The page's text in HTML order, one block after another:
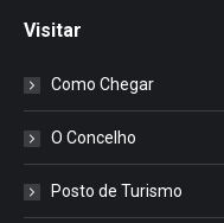
Visitar
Como Chegar
O Concelho
Posto de Turismo